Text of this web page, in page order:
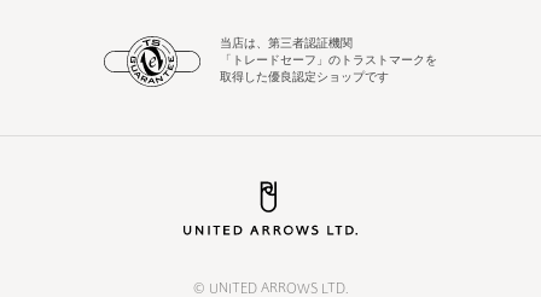
当店は、第三者認証機関
「トレードセーフ」のトラストマークを
取得した優良認定ショップです
© UNITED ARROWS LTD.